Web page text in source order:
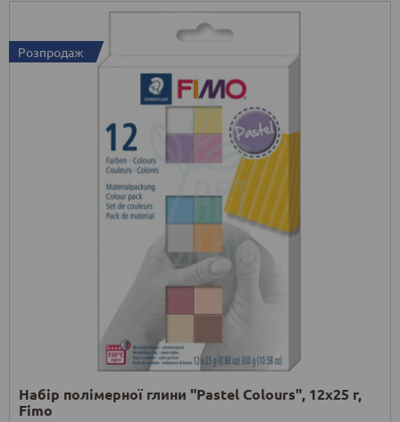
Розпродаж
Набір полімерної глини "Pastel Colours", 12х25 г,
Fimo